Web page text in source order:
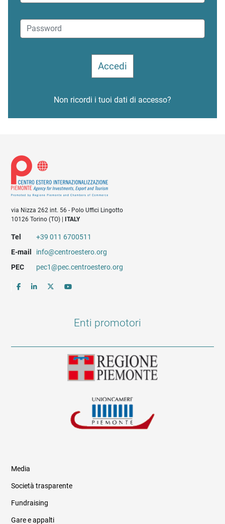
Non ricordi i tuoi dati di accesso?
via Nizza 262 int. 56 - Polo Uffici Lingotto
10126 Torino (TO) |
ITALY
Tel
+39 011 6700511
E-mail
info@centroestero.org
PEC
pec1@pec.centroestero.org
Enti promotori
Informazioni legali e trasparenza
Media
Società trasparente
Fundraising
Gare e appalti